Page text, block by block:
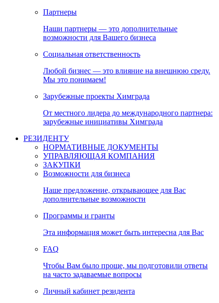
Партнеры
Наши партнеры — это дополнительные
возможности для Вашего бизнеса
Социальная ответственность
Любой бизнес — это влияние на внешнюю среду.
Мы это понимаем!
Зарубежные проекты Химграда
От местного лидера до международного партнера:
зарубежные инициативы Химграда
РЕЗИДЕНТУ
НОРМАТИВНЫЕ ДОКУМЕНТЫ
УПРАВЛЯЮЩАЯ КОМПАНИЯ
ЗАКУПКИ
Возможности для бизнеса
Наше предложение, открывающее для Вас
дополнительные возможности
Программы и гранты
Эта информация может быть интересна для Вас
FAQ
Чтобы Вам было проще, мы подготовили ответы
на часто задаваемые вопросы
Личный кабинет резидента